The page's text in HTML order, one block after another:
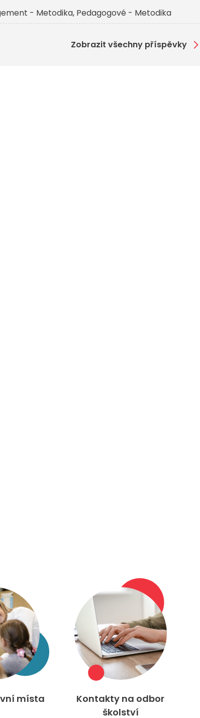
- Metodika Pedagogové - Metodika
Zobrazit všechny příspěvky
místa
Kontakty na odbor
školství